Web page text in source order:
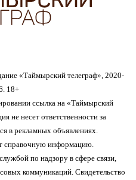
«Таймырский телеграф», 2020-
18+
ссылка на «Таймырский
не несет ответственности за
в рекламных объявлениях.
справочную информацию.
по надзору в сфере связи,
коммуникаций. Свидетельство